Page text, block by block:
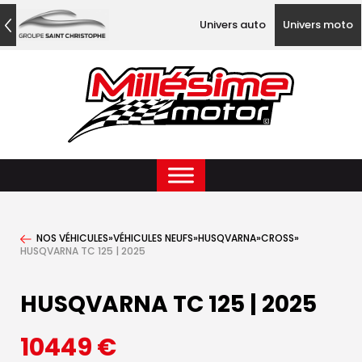
Univers auto Univers moto
NOS VÉHICULES»VÉHICULES NEUFS»HUSQVARNA»CROSS»
HUSQVARNA TC 125 | 2025
HUSQVARNA TC 125 | 2025
10449€